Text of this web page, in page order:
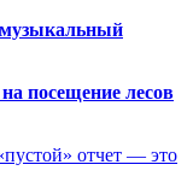
посещение лесов
отчет — это